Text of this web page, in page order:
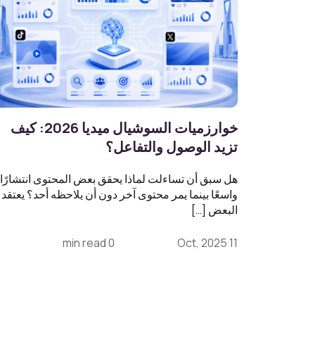
خوارزميات السوشيال ميديا 2026: كيف
تزيد الوصول والتفاعل؟
هل سبق أن تساءلت لماذا يحقق بعض المحتوى انتشارًا
واسعًا بينما يمر محتوى آخر دون أن يلاحظه أحد؟ يعتقد
البعض […]
11 Oct, 2025
0 min read